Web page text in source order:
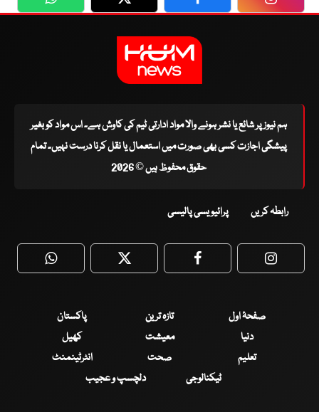
WhatsApp Twitter Facebook
ہم نیوز پر شائع یا نشر ہونے والا مواد ادارتی ٹیم کی کاوش ہے۔ اس مواد کو بغیر
پیشگی اجازت کسی بھی صورت میں استعمال یا نقل کرنا درست نہیں۔ تمام
حقوق محفوظ ہیں © 2026
رابطہ کریں پرائیویسی پالیسی
WhatsApp Twitter Facebook
صفحۂ اول تازہ ترین
پاکستان
دنیا
معیشت
کھیل
تعلیم
صحت
انٹرٹینمنٹ
ٹیکنالوجی
دلچسپ و عجیب